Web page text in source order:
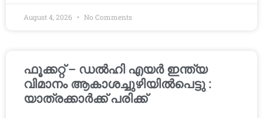
August 4, 2026 No Comments
ഫൂക്കറ്റ് – ഡൽഹി എയര്‍ ഇന്ത്യ
വിമാനം ആകാശച്ചുഴിയില്‍പെട്ടു :
യാത്രക്കാര്‍ക്ക് പരിക്ക്